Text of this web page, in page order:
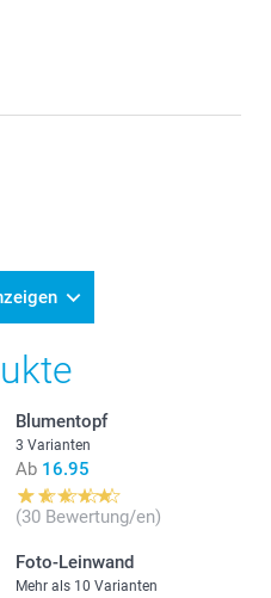
Blumentopf
3 Varianten
Ab 16.95
(30 Bewertung/en)
Foto-Leinwand
Mehr als 10 Varianten